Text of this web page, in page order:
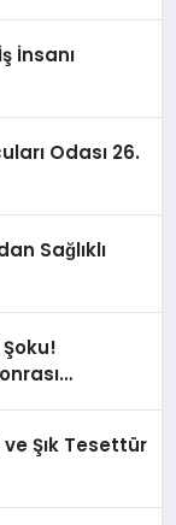
İnsanı
Odası 26.
Sağlıklı
Şık Tesettür